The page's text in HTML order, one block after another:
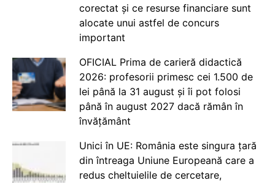
corectat și ce resurse financiare sunt
alocate unui astfel de concurs
important
OFICIAL Prima de carieră didactică
2026: profesorii primesc cei 1.500 de
lei până la 31 august și îi pot folosi
până în august 2027 dacă rămân în
învățământ
Unici în UE: România este singura țară
din întreaga Uniune Europeană care a
redus cheltuielile de cercetare,